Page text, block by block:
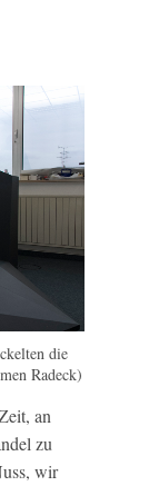
die
Radeck)
an
zu
wir